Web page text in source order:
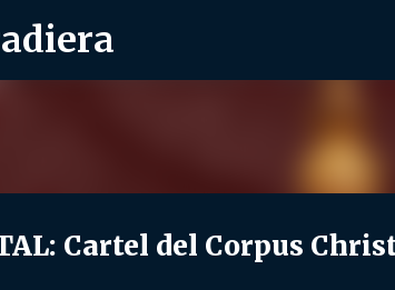
Cartel del Corpus